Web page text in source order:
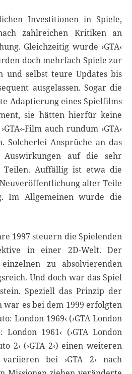
Investitionen in Spiele,
zahlreichen Kritiken an
Gleichzeitig wurde ›GTA‹
doch mehrfach Spiele zur
und selbst teure Updates bis
ausgelassen. Sogar die
Adaptierung eines Spielfilms
sie hätten hierfür keine
Film auch rundum ›GTA‹
Solcherlei Ansprüche an das
Auswirkungen auf die sehr
Teilen. Auffällig ist etwa die
alter Teile
Im Allgemeinen wurde die
1997 steuern die Spielenden
in einer 2D-Welt. Der
zu absolvierenden
Und doch war das Spiel
Speziell das Prinzip der
es bei dem 1999 erfolgten
London 1969‹ (›GTA London
1961‹ (›GTA London
2‹ (›GTA 2‹) einen weiteren
bei ›GTA 2‹ nach